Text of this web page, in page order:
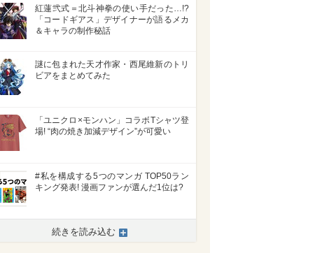
紅蓮弐式＝北斗神拳の使い手だった…!?
「コードギアス」デザイナーが語るメカ
＆キャラの制作秘話
謎に包まれた天才作家・西尾維新のトリ
ビアをまとめてみた
「ユニクロ×モンハン」コラボTシャツ登
場! “肉の焼き加減デザイン”が可愛い
#私を構成する5つのマンガ TOP50ラン
キング発表! 漫画ファンが選んだ1位は?
続きを読み込む